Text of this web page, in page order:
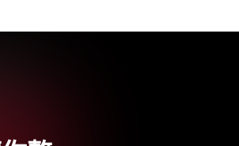
純的你要不要 Ita》 老闆娘阿妹現身新歌發